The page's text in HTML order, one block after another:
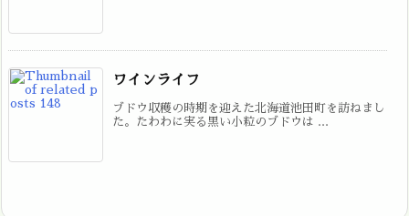
ワインライフ
ブドウ収穫の時期を迎えた北海道池田町を訪ねまし
た。たわわに実る黒い小粒のブドウは ...